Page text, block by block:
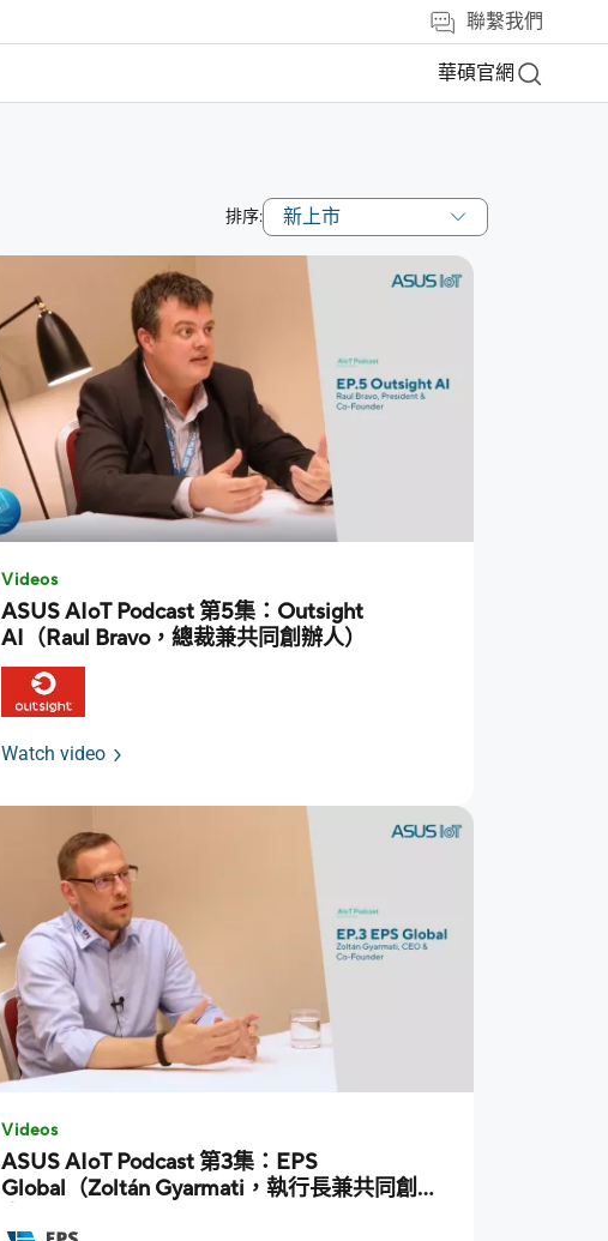
聯繫我們
華碩官網
排序: 新上市
Videos
ASUS AIoT Podcast 第5集：Outsight
AI（Raul Bravo，總裁兼共同創辦人）
Watch video
Videos
ASUS AIoT Podcast 第3集：EPS
Global（Zoltán Gyarmati，執行長兼共同創辦